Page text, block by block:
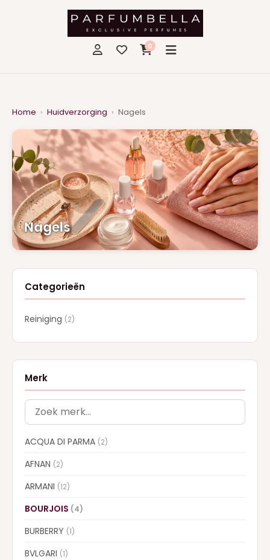
0
Home › Huidverzorging › Nagels
Nagels
Categorieën
Reiniging (2)
Merk
ACQUA DI PARMA (2)
AFNAN (2)
ARMANI (12)
BOURJOIS (4)
BURBERRY (1)
BVLGARI (1)